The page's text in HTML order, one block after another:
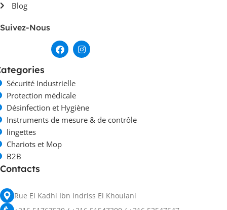
Blog
Suivez-Nous
Sécurité Industrielle
Protection médicale
Désinfection et Hygiène
Instruments de mesure & de contrôle
lingettes
Chariots et Mop
B2B
Contacts
Rue El Kadhi Ibn Indriss El Khoulani